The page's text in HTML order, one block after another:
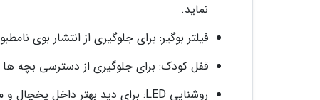
نماید.
فیلتر بوگیر: برای جلوگیری از انتشار بوی
قفل کودک: برای جلوگیری از دسترسی بچه
روشنایی LED: برای دید بهتر داخل یخچال و مصرف انرژی کمتر.